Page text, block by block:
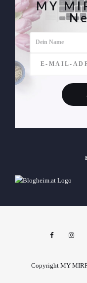
MY
Copyright MY